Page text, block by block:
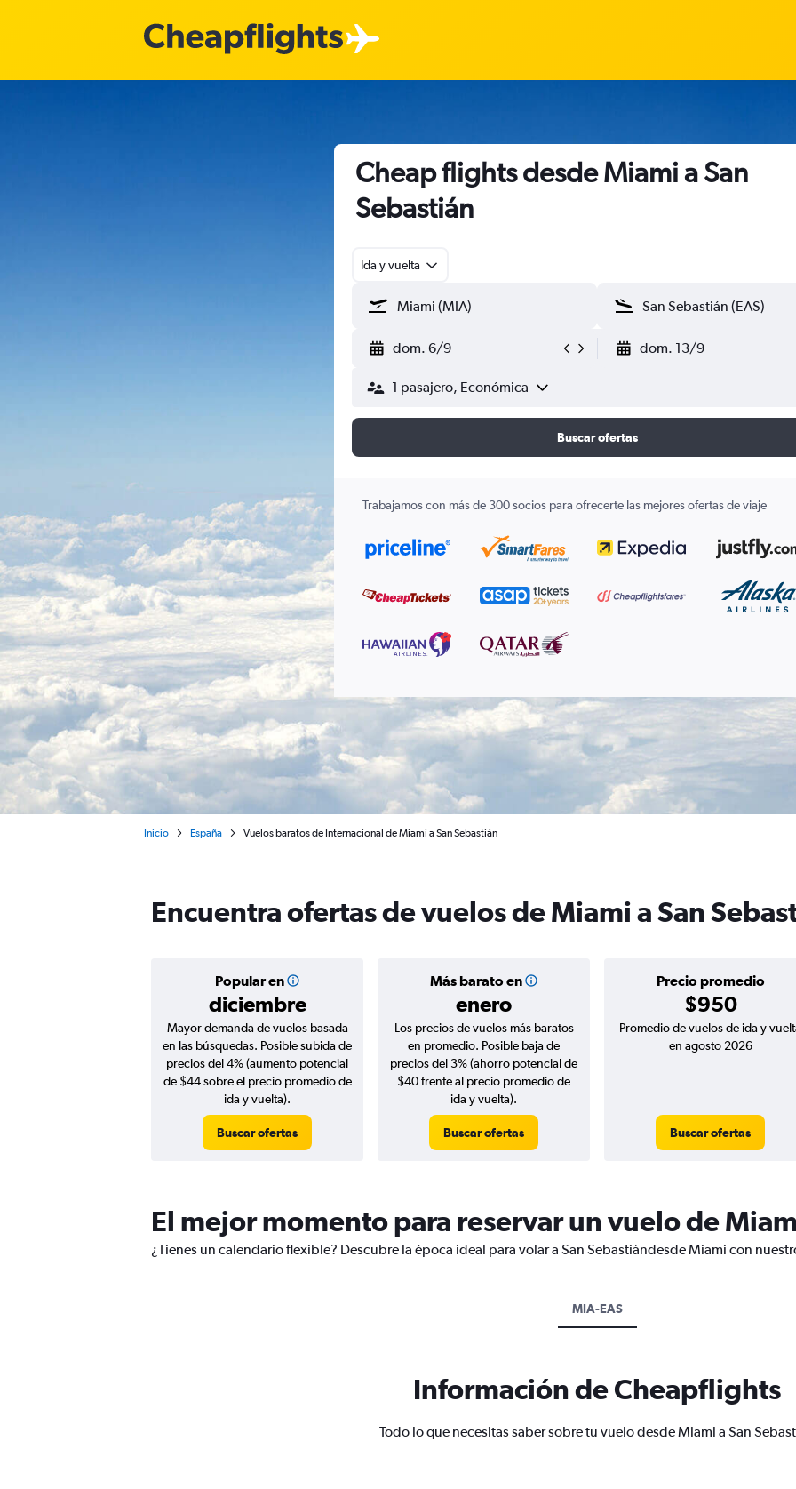
Cheap flights desde Miami a San
Sebastián
Ida y vuelta
dom. 6/9 dom. 13/9
1 pasajero, Económica
Buscar ofertas
Trabajamos con más de 300 socios para ofrecerte las mejores ofertas de viaje
Inicio España Vuelos baratos de Internacional de Miami a San Sebastián
Encuentra ofertas de vuelos de Miami a San
Popular en
diciembre
Más barato en
enero
Precio promedio
$950
Mayor demanda de vuelos basada
en las búsquedas. Posible subida de
precios del 4% (aumento potencial
de $44 sobre el precio promedio de
ida y vuelta).
Buscar ofertas
Los precios de vuelos más baratos
en promedio. Posible baja de
precios del 3% (ahorro potencial de
$40 frente al precio promedio de
ida y vuelta).
Buscar ofertas
Promedio de vuelos de ida y
en agosto 2026
Buscar ofertas
El mejor momento para reservar un vuelo de
¿Tienes un calendario flexible? Descubre la época ideal para volar a San Sebastiándesde Miami con
MIA-EAS
Información de Cheapflights
Todo lo que necesitas saber sobre tu vuelo desde Miami a San